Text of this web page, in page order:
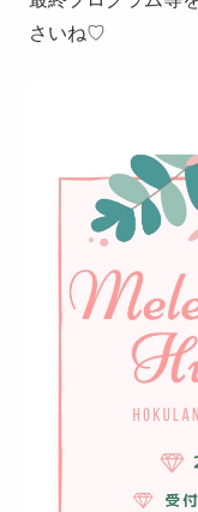
さいね♡